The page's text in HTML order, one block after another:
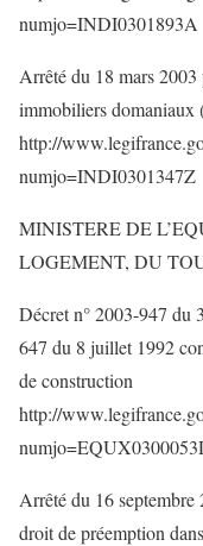
numjo=INDI0301893A
Arrêté du 18 mars 2003
immobiliers domaniaux
http://
numjo=INDI0301347Z
MINISTERE DE
LOGEMENT, DU
Décret n° 2003-947 du
647 du 8 juillet 1992
de construction
http://
Arrêté du 16 septembre
droit de préemption